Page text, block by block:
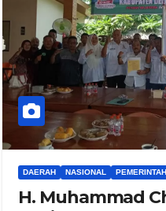
DAERAH NASIONAL
H. Muhammad